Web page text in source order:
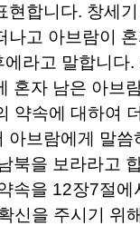
현합니다. 창세기
나고 아브람이
에라고 말합니다.
혼자 남은 아브
약속에 대하여
아브람에게 말씀
북을 보라라고
속을 12장7절에
신을 주시기 위해